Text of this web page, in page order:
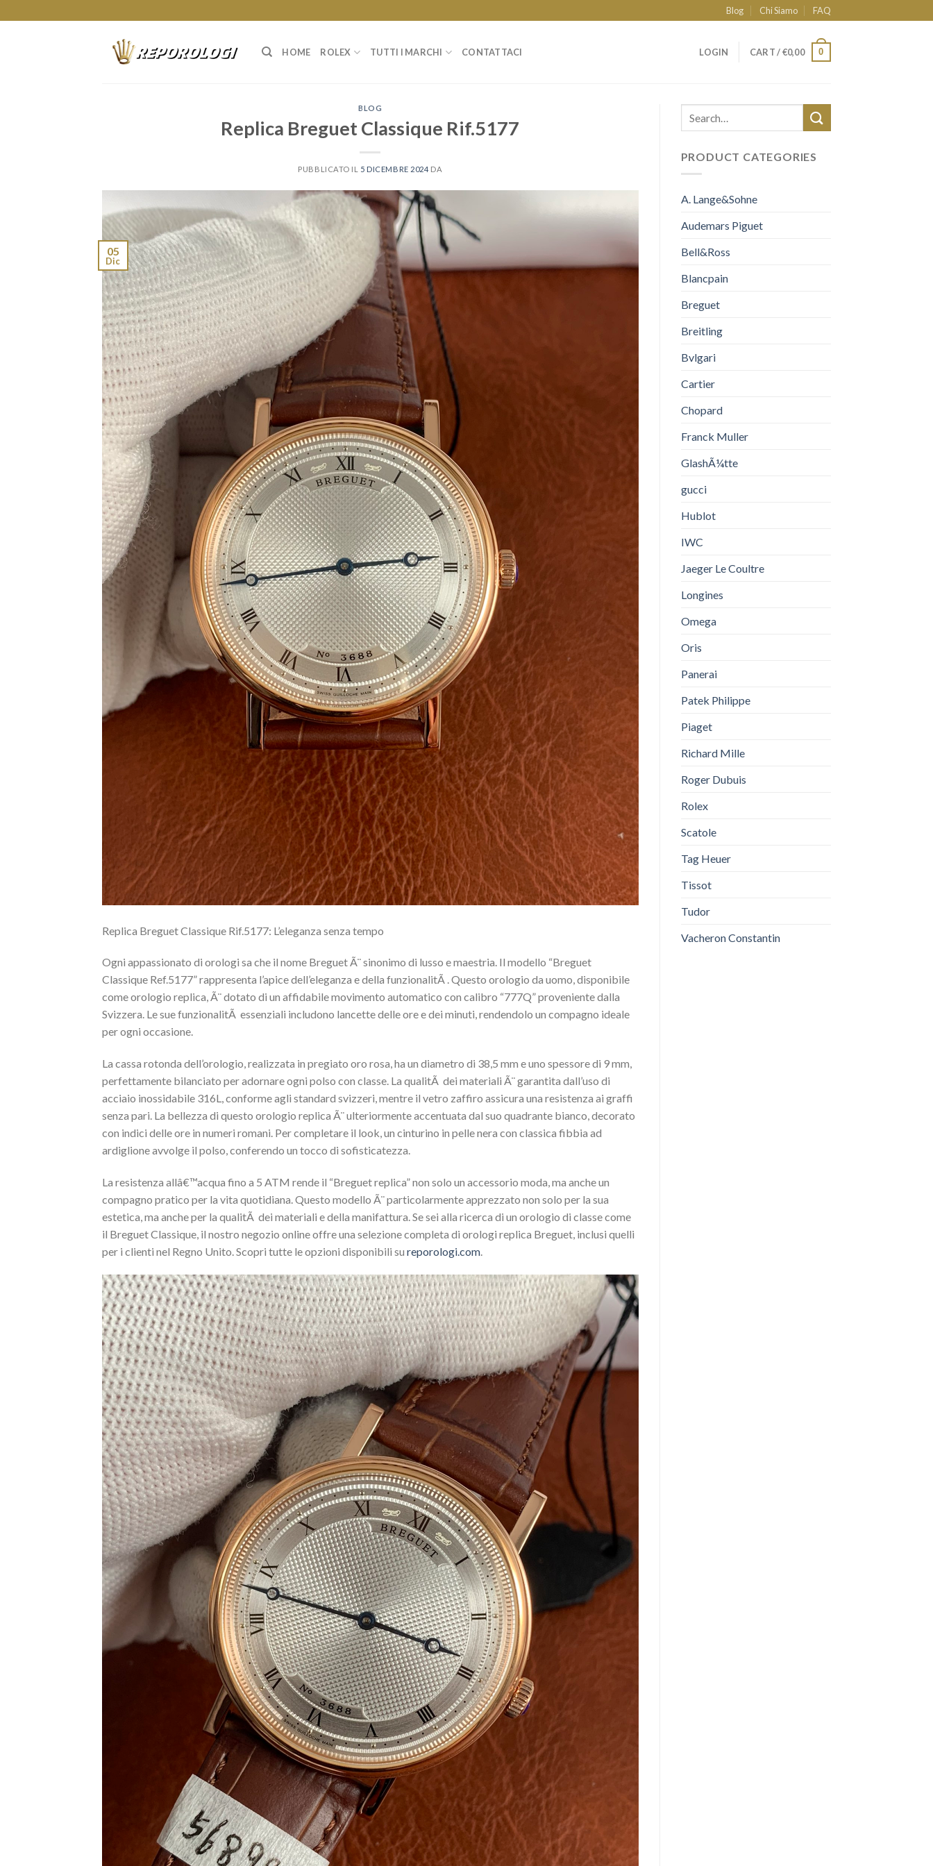
to
Blog Chi Siamo FAQ
HOME ROLEX TUTTI I MARCHI CONTATTACI LOGIN CART /€0,00 0
BLOG
Replica Breguet Classique Rif.5177
PUBBLICATO IL 5 DICEMBRE 2024 DA
05
Dic
Replica Breguet Classique Rif.5177: L’eleganza senza tempo
Ogni appassionato di orologi sa che il nome Breguet Ã¨ sinonimo di lusso e maestria. Il modello “Breguet
Classique Ref.5177” rappresenta l’apice dell’eleganza e della funzionalitÃ . Questo orologio da uomo, disponibile
come orologio replica, Ã¨ dotato di un affidabile movimento automatico con calibro “777Q” proveniente dalla
Svizzera. Le sue funzionalitÃ essenziali includono lancette delle ore e dei minuti, rendendolo un compagno ideale
per ogni occasione.
La cassa rotonda dell’orologio, realizzata in pregiato oro rosa, ha un diametro di 38,5 mm e uno spessore di 9 mm,
perfettamente bilanciato per adornare ogni polso con classe. La qualitÃ dei materiali Ã¨ garantita dall’uso di
acciaio inossidabile 316L, conforme agli standard svizzeri, mentre il vetro zaffiro assicura una resistenza ai graffi
senza pari. La bellezza di questo orologio replica Ã¨ ulteriormente accentuata dal suo quadrante bianco, decorato
con indici delle ore in numeri romani. Per completare il look, un cinturino in pelle nera con classica fibbia ad
ardiglione avvolge il polso, conferendo un tocco di sofisticatezza.
La resistenza allâ€™acqua fino a 5 ATM rende il “Breguet replica” non solo un accessorio moda, ma anche un
compagno pratico per la vita quotidiana. Questo modello Ã¨ particolarmente apprezzato non solo per la sua
estetica, ma anche per la qualitÃ dei materiali e della manifattura. Se sei alla ricerca di un orologio di classe come
il Breguet Classique, il nostro negozio online offre una selezione completa di orologi replica Breguet, inclusi quelli
per i clienti nel Regno Unito. Scopri tutte le opzioni disponibili su reporologi.com.
PRODUCT CATEGORIES
A. Lange&Sohne
Audemars Piguet
Bell&Ross
Blancpain
Breguet
Breitling
Bvlgari
Cartier
Chopard
Franck Muller
GlashÃ¼tte
gucci
Hublot
IWC
Jaeger Le Coultre
Longines
Omega
Oris
Panerai
Patek Philippe
Piaget
Richard Mille
Roger Dubuis
Rolex
Scatole
Tag Heuer
Tissot
Tudor
Vacheron Constantin